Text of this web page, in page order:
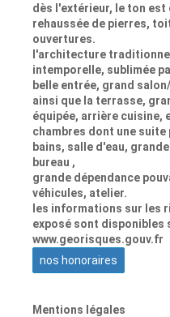
dès l'extérieur, le ton est
rehaussée de pierres,
ouvertures.
l'architecture
intemporelle, sublimée
belle entrée, grand
ainsi que la terrasse,
équipée, arrière cuisine,
chambres dont une
bains, salle d'eau,
bureau ,
grande dépendance
véhicules, atelier.
les informations sur les
exposé sont disponibles
www.georisques.gouv.fr
nos honoraires
Mentions légales